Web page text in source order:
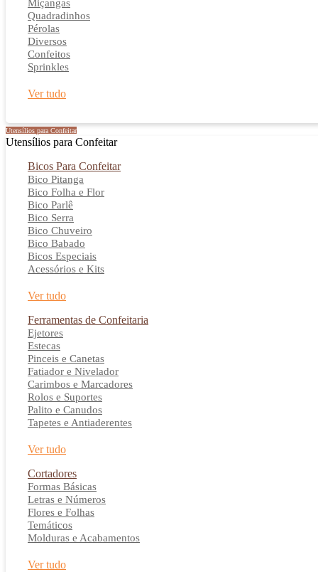
Miçangas
Quadradinhos
Pérolas
Diversos
Confeitos
Sprinkles
Ver tudo
Utensílios para Confeitar
Utensílios para Confeitar
Bicos Para Confeitar
Bico Pitanga
Bico Folha e Flor
Bico Parlê
Bico Serra
Bico Chuveiro
Bico Babado
Bicos Especiais
Acessórios e Kits
Ver tudo
Ferramentas de Confeitaria
Ejetores
Estecas
Pinceis e Canetas
Fatiador e Nivelador
Carimbos e Marcadores
Rolos e Suportes
Palito e Canudos
Tapetes e Antiaderentes
Ver tudo
Cortadores
Formas Básicas
Letras e Números
Flores e Folhas
Temáticos
Molduras e Acabamentos
Ver tudo